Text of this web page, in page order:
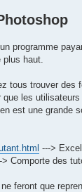
programme
plus haut.
tous trouver des
les
est une grande
--->
Comporte des
feront que